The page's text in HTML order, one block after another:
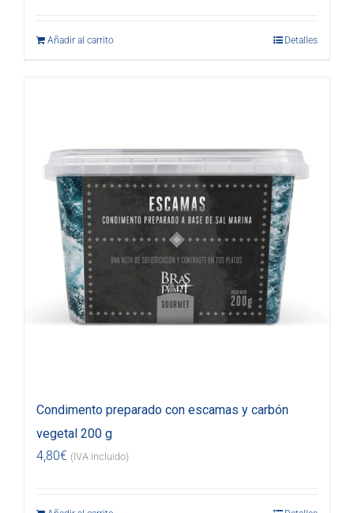
Añadir al carrito Detalles
Condimento preparado con escamas y carbón
vegetal 200 g
4,80€ (IVA incluido)